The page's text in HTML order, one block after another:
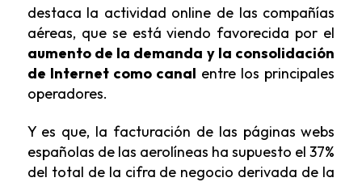
destaca la actividad online de las compañías
aéreas, que se está viendo favorecida por el
aumento de la demanda y la consolidación
de Internet como canal entre los principales
operadores.
Y es que, la facturación de las páginas webs
españolas de las aerolíneas ha supuesto el 37%
del total de la cifra de negocio derivada de la